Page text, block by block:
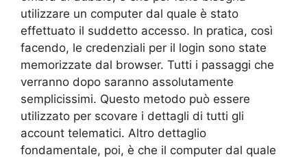
utilizzare un computer dal quale è stato
effettuato il suddetto accesso. In pratica, così
facendo, le credenziali per il login sono state
memorizzate dal browser. Tutti i passaggi che
verranno dopo saranno assolutamente
semplicissimi. Questo metodo può essere
utilizzato per scovare i dettagli di tutti gli
account telematici. Altro dettaglio
fondamentale, poi, è che il computer dal quale